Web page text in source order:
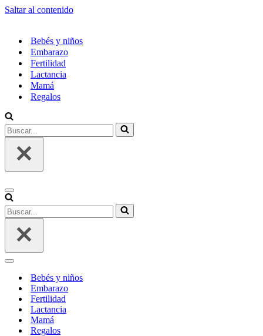
Saltar al contenido
Bebés y niños
Embarazo
Fertilidad
Lactancia
Mamá
Regalos
Buscar...
Menú
de
navegación
Buscar...
Menú
navegaciónBebés y niños
Embarazo
Fertilidad
Lactancia
Mamá
Regalos